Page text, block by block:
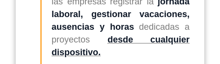
laboral, gestionar vacaciones,
ausencias y horasdedicadas a
proyectos desde cualquier
dispositivo.